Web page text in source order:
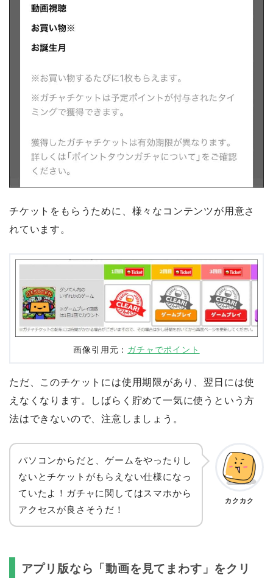
チケットをもらうために、様々なコンテンツが用意さ
れています。
画像引用元： ガチャでポイント
ただ、このチケットには使用期限があり、翌日には使
えなくなります。しばらく貯めて一気に使うという方
法はできないので、注意しましょう。
パソコンからだと、ゲームをやったりし
ないとチケットがもらえない仕様になっ
ていたよ！ガチャに関してはスマホから
アクセスが良さそうだ！
カクカク
アプリ版なら「動画を見てまわす」をクリ